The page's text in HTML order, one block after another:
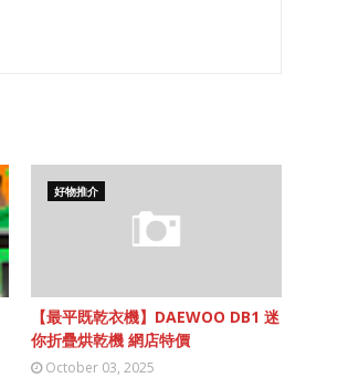
好物推介
【最平既乾衣機】DAEWOO DB1 迷
你折疊烘乾機 網店特價
October 03, 2025